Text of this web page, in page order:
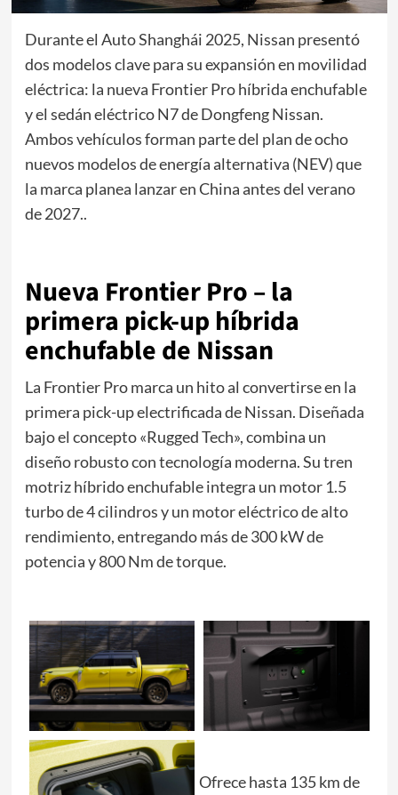
Durante el Auto Shanghái 2025, Nissan presentó
dos modelos clave para su expansión en movilidad
eléctrica: la nueva Frontier Pro híbrida enchufable
y el sedán eléctrico N7 de Dongfeng Nissan.
Ambos vehículos forman parte del plan de ocho
nuevos modelos de energía alternativa (NEV) que
la marca planea lanzar en China antes del verano
de 2027..
Nueva Frontier Pro – la
primera pick-up híbrida
enchufable de Nissan
La Frontier Pro marca un hito al convertirse en la
primera pick-up electrificada de Nissan. Diseñada
bajo el concepto «Rugged Tech», combina un
diseño robusto con tecnología moderna. Su tren
motriz híbrido enchufable integra un motor 1.5
turbo de 4 cilindros y un motor eléctrico de alto
rendimiento, entregando más de 300 kW de
potencia y 800 Nm de torque.
Ofrece hasta 135 km de